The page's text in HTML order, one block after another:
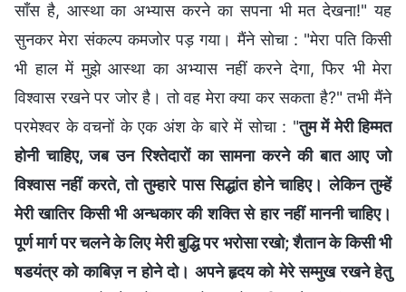
साँस है, आस्था का अभ्यास करने का सपना भी मत देखना!" यह
सुनकर मेरा संकल्प कमजोर पड़ गया। मैंने सोचा : "मेरा पति किसी
भी हाल में मुझे आस्था का अभ्यास नहीं करने देगा, फिर भी मेरा
विश्वास रखने पर जोर है। तो वह मेरा क्या कर सकता है?" तभी मैंने
परमेश्वर के वचनों के एक अंश के बारे में सोचा : "तुम में मेरी हिम्मत
होनी चाहिए, जब उन रिश्तेदारों का सामना करने की बात आए जो
विश्वास नहीं करते, तो तुम्हारे पास सिद्धांत होने चाहिए। लेकिन तुम्हें
मेरी खातिर किसी भी अन्धकार की शक्ति से हार नहीं माननी चाहिए।
पूर्ण मार्ग पर चलने के लिए मेरी बुद्धि पर भरोसा रखो; शैतान के किसी भी
षडयंत्र को काबिज़ न होने दो। अपने हृदय को मेरे सम्मुख रखने हेतु